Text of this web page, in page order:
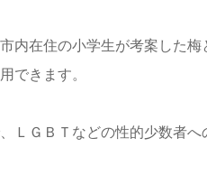
内在住の小学生が考案した
できます。
ＬＧＢＴなどの性的少数者